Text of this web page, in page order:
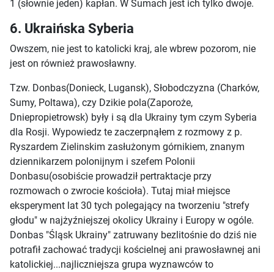
1 (słownie jeden) kapłan. W Sumach jest ich tylko dwoje.
6. Ukraińska Syberia
Owszem, nie jest to katolicki kraj, ale wbrew pozorom, nie
jest on również prawosławny.
Tzw. Donbas(Donieck, Lugansk), Słobodczyzna (Charków,
Sumy, Poltawa), czy Dzikie pola(Zaporoże,
Dniepropietrowsk) były i są dla Ukrainy tym czym Syberia
dla Rosji. Wypowiedz te zaczerpnąłem z rozmowy z p.
Ryszardem Zielinskim zasłużonym górnikiem, znanym
dziennikarzem polonijnym i szefem Polonii
Donbasu(osobiście prowadził pertraktacje przy
rozmowach o zwrocie kościoła). Tutaj miał miejsce
eksperyment lat 30 tych polegający na tworzeniu "strefy
głodu" w najżyźniejszej okolicy Ukrainy i Europy w ogóle.
Donbas "Śląsk Ukrainy" zatruwany bezlitośnie do dziś nie
potrafił zachować tradycji kościelnej ani prawosławnej ani
katolickiej...najliczniejsza grupa wyznawców to